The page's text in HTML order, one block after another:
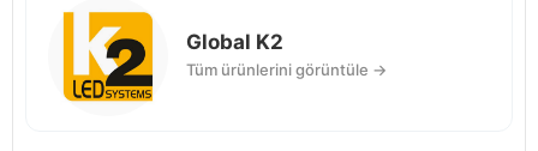
Global K2
Tüm ürünlerini görüntüle →